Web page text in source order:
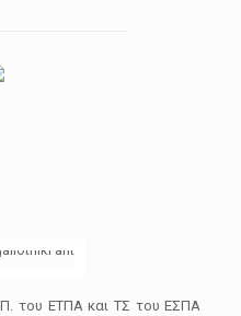
του ΕΤΠΑ και ΤΣ του ΕΣΠΑ